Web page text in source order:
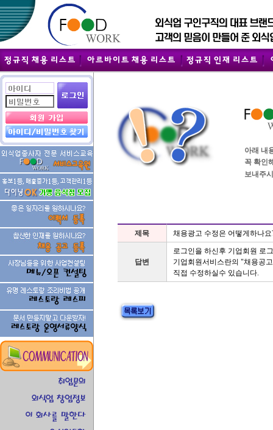
아래 내
꼭 확인
보내주
제목 채용광고 수정은 어떻게하나요
답변
로그인을 하신후 기업회원 로
기업회원서비스란의 "채용공
직접 수정하실수 있습니다.